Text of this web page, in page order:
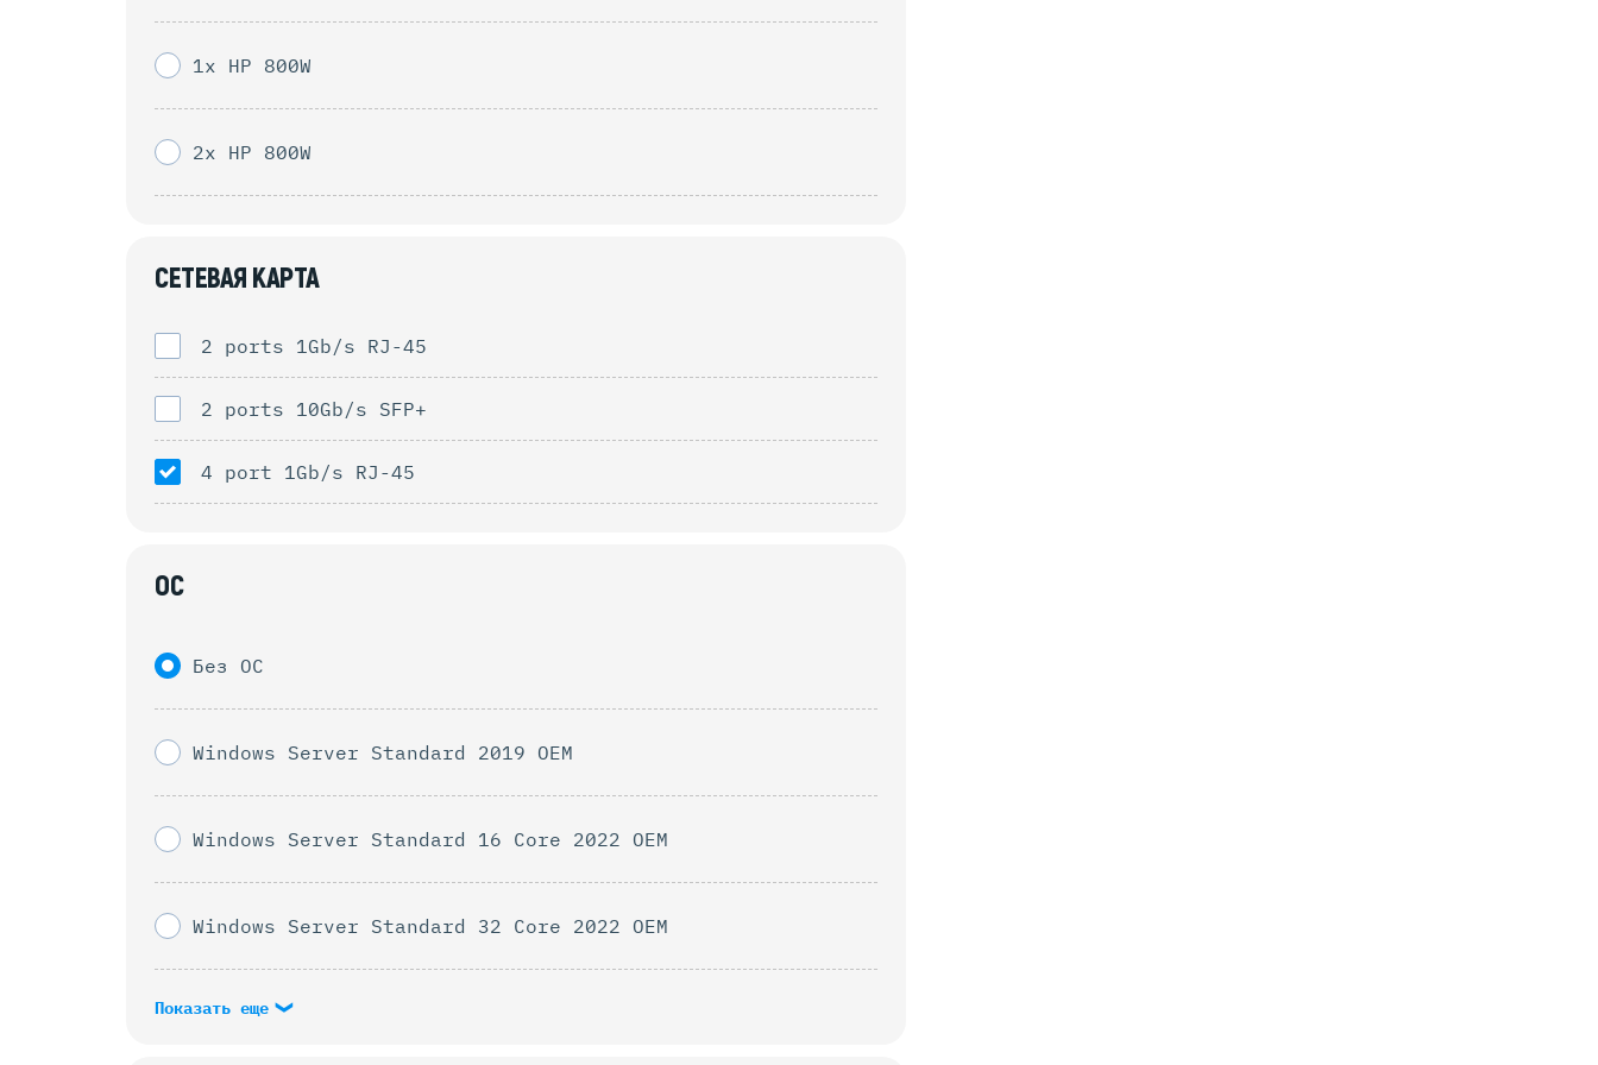
1x HP 800W
2x HP 800W
СЕТЕВАЯ КАРТА
2 ports 1Gb/s RJ-45
2 ports 10Gb/s SFP+
4 port 1Gb/s RJ-45
ОС
Без ОС
Windows Server Standard 2019 OEM
Windows Server Standard 16 Core 2022 OEM
Windows Server Standard 32 Core 2022 OEM
Показать еще